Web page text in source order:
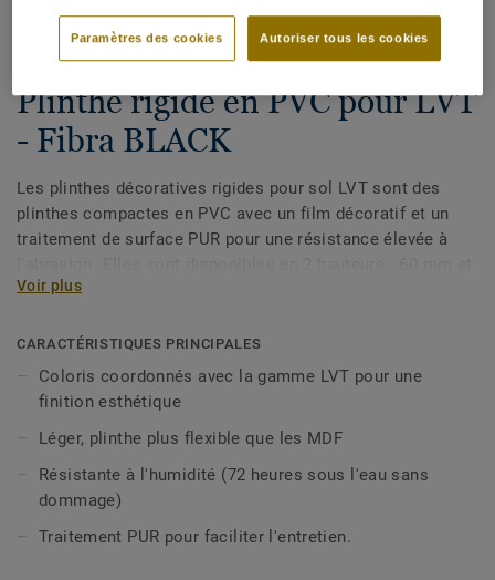
Voir tous les décors (175)
Plinthes, angles & profilés
Plinthe rigide en PVC pour LVT
- Fibra BLACK
Les plinthes décoratives rigides pour sol LVT sont des
plinthes compactes en PVC avec un film décoratif et un
traitement de surface PUR pour une résistance élevée à
80 mm (gamme Ultimate) et ont des couleurs coordonnées
décoratives sont compatibles avec tous nos revêtements
LVT (à coller, à cliquer et en pose libre).
Voir plus
CARACTÉRISTIQUES PRINCIPALES
Coloris coordonnés avec la gamme LVT pour une
finition esthétique
Léger, plinthe plus flexible que les MDF
Résistante à l'humidité (72 heures sous l'eau sans
dommage)
Traitement PUR pour faciliter l'entretien.
Autoriser tous les cookies
Paramètres des cookies